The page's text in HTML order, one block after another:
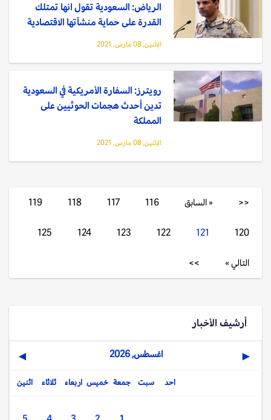
الرياض: السعودية تقول انها تمتلك
القدرة على حماية منشآتها الاقتصادية
الإثنين, 08 مارس, 2021
رويترز: السفارة الأمريكية في السعودية
تدين أحدث هجمات الحوثيين على
المملكة
الإثنين, 08 مارس, 2021
<< « السابق 116
117
118
119
120
121
122
123
124
125
التالي » >>
أرشيف الأخبار
◀ اغسطس, 2026 ▶
اثنين ثلاثاء اربعاء خميس جمعة سبت احد